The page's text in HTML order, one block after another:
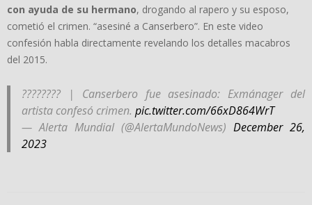
con ayuda de su hermano, drogando al rapero y su esposo,
cometió el crimen. “asesiné a Canserbero”. En este video
confesión habla directamente revelando los detalles macabros
del 2015.
???????? | Canserbero fue asesinado: Exmánager del
artista confesó crimen. pic.twitter.com/66xD864WrT
— Alerta Mundial (@AlertaMundoNews) December 26,
2023